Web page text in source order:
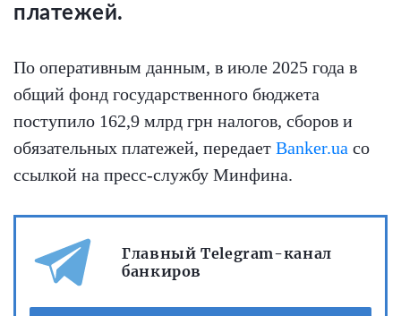
платежей.
По оперативным данным, в июле 2025 года в
общий фонд государственного бюджета
поступило 162,9 млрд грн налогов, сборов и
обязательных платежей, передает Banker.ua со
ссылкой на пресс-службу Минфина.
Главный Telegram-канал
банкиров